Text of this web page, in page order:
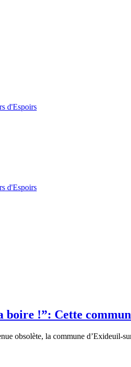
!”: Cette
obsolète, la commune d’Exideuil-